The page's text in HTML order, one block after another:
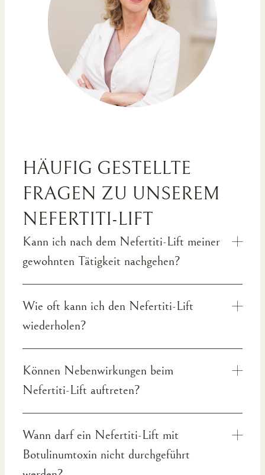
HÄUFIG GESTELLTE
FRAGEN ZU UNSEREM
NEFERTITI-LIFT
Kann ich nach dem Nefertiti-Lift meiner
gewohnten Tätigkeit nachgehen?
Wie oft kann ich den Nefertiti-Lift
wiederholen?
Können Nebenwirkungen beim
Nefertiti-Lift auftreten?
Wann darf ein Nefertiti-Lift mit
Botulinumtoxin nicht durchgeführt